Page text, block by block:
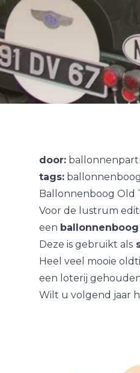
door:
tags:
Ballonnenboog Old
Voor de lustrum
een ballonnenboog
Deze is gebruikt als
Heel veel mooie
een loterij
Wilt u volgend jaar